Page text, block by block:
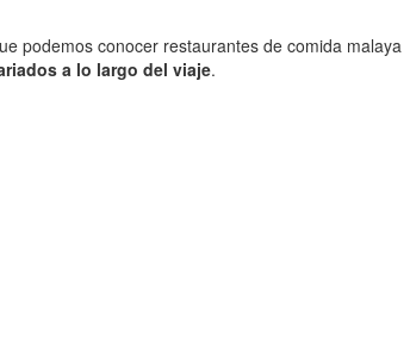
podemos conocer restaurantes de comida malaya
a lo largo del viaje.